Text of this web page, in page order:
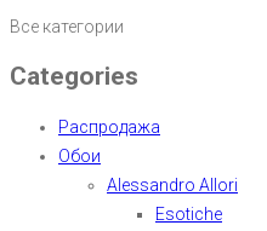
Все категории
Categories
Распродажа
Обои
Alessandro Allori
Esotiche